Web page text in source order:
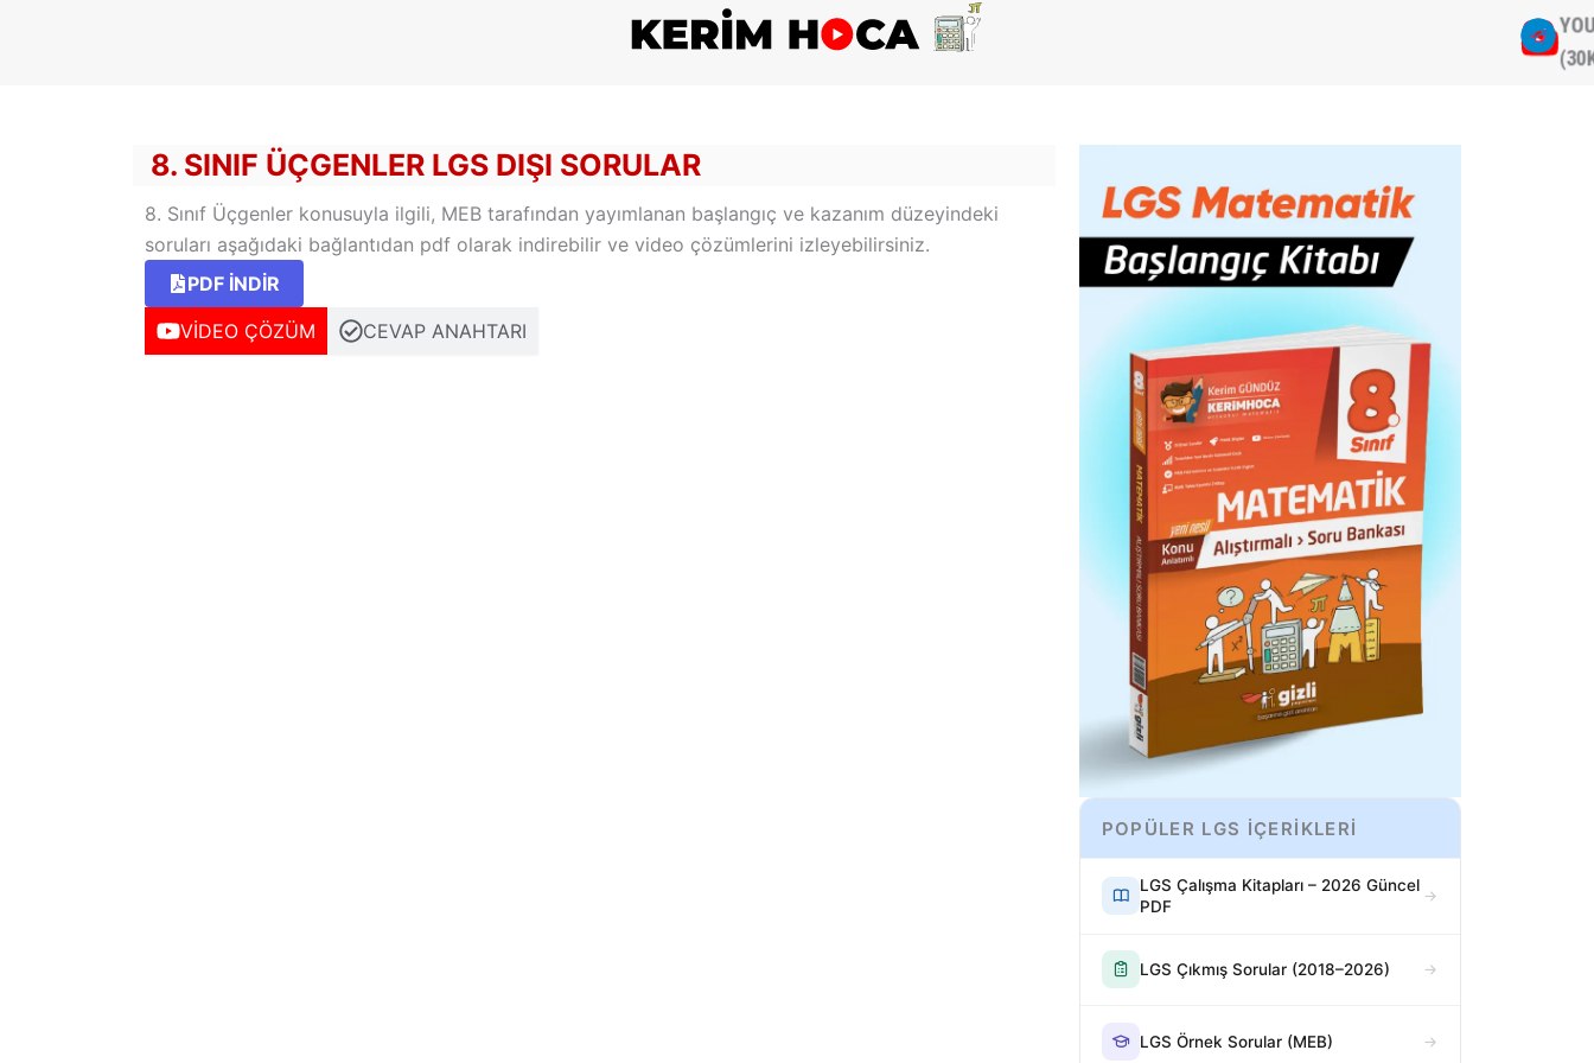
8. SINIF ÜÇGENLER LGS DIŞI SORULAR
8. Sınıf Üçgenler konusuyla ilgili, MEB tarafından yayımlanan başlangıç ve kazanım düzeyindeki
soruları aşağıdaki bağlantıdan pdf olarak indirebilir ve video çözümlerini izleyebilirsiniz.
PDF İNDİR
VİDEO ÇÖZÜM
CEVAP ANAHTARI
POPÜLER LGS İÇERİKLERİ
LGS Çalışma Kitapları – 2026 Güncel
PDF
LGS Çıkmış Sorular (2018–2026)
LGS Örnek Sorular (MEB)